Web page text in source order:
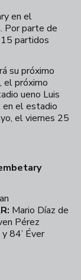
en el
Por parte de
partidos
su próximo
el próximo
ueno Luis
en el estadio
el viernes 25
Mario Díaz de
Pérez
y 84’ Éver